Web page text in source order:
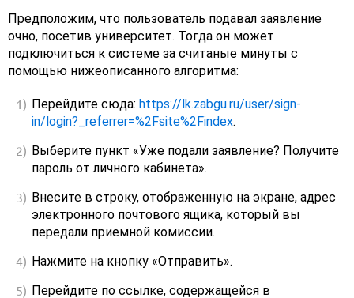
Предположим, что пользователь подавал заявление
очно, посетив университет. Тогда он может
подключиться к системе за считаные минуты с
помощью нижеописанного алгоритма:
Перейдите сюда: https://lk.zabgu.ru/user/sign-
in/login?_referrer=%2Fsite%2Findex.
Выберите пункт «Уже подали заявление? Получите
пароль от личного кабинета».
Внесите в строку, отображенную на экране, адрес
электронного почтового ящика, который вы
передали приемной комиссии.
Нажмите на кнопку «Отправить».
Перейдите по ссылке, содержащейся в